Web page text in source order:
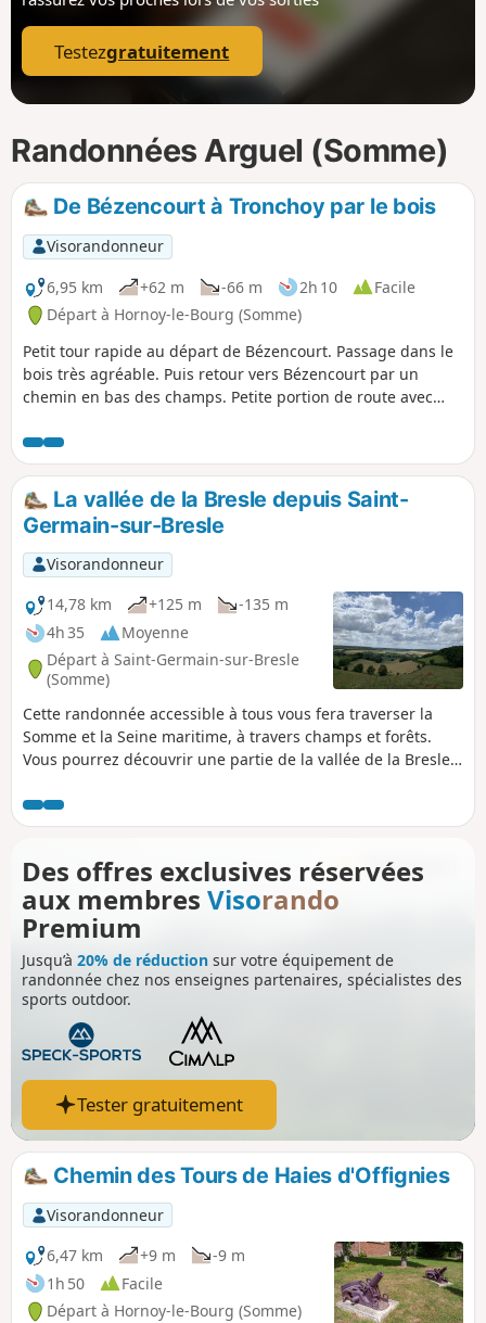
p
Testezgratuitement
Randonnées Arguel (Somme)
De Bézencourt à Tronchoy par le bois
Visorandonneur
6,95 km
+62 m -66 m 2h 10
Facile
Départ à Hornoy-le-Bourg (Somme)
Petit tour rapide au départ de Bézencourt. Passage dans le
bois très agréable. Puis retour vers Bézencourt par un
chemin en bas des champs. Petite portion de route avec
La vallée de la Bresle depuis Saint-
Germain-sur-Bresle
Visorandonneur
14,78 km
+125 m
-135 m
4h 35
Moyenne
Départ à Saint-Germain-sur-Bresle
(Somme)
Cette randonnée accessible à tous vous fera traverser la
Somme et la Seine maritime, à travers champs et forêts.
Vous pourrez découvrir une partie de la vallée de la Bresle,
Rouen-sur-Bresle.
Des offres exclusives réservées
aux membres Visorando
Premium
Jusqu’à 20% de réduction sur votre équipement de
randonnée chez nos enseignes partenaires, spécialistes des
sports outdoor.
Tester gratuitement
Chemin des Tours de Haies d'Offignies
Visorandonneur
6,47 km
+9 m
-9 m
1h 50
Facile
Départ à Hornoy-le-Bourg (Somme)